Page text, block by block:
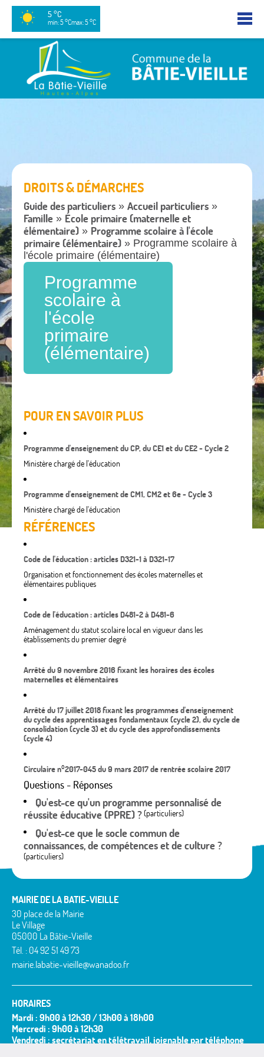
5 °C
min: 5 °Cmax: 5 °C
DROITS & DÉMARCHES
Guide des particuliers » Accueil particuliers »
Famille » École primaire (maternelle et
élémentaire) » Programme scolaire à l'école
primaire (élémentaire) » Programme scolaire à
l'école primaire (élémentaire)
Programme
scolaire à
l'école
primaire
(élémentaire)
POUR EN SAVOIR PLUS
Programme d'enseignement du CP, du CE1 et du CE2 - Cycle 2
Ministère chargé de l'éducation
Programme d'enseignement de CM1, CM2 et 6e - Cycle 3
Ministère chargé de l'éducation
RÉFÉRENCES
Code de l'éducation : articles D321-1 à D321-17
Organisation et fonctionnement des écoles maternelles et
élémentaires publiques
Code de l'éducation : articles D481-2 à D481-6
Aménagement du statut scolaire local en vigueur dans les
établissements du premier degré
Arrêté du 9 novembre 2016 fixant les horaires des écoles
maternelles et élémentaires
Arrêté du 17 juillet 2018 fixant les programmes d'enseignement
du cycle des apprentissages fondamentaux (cycle 2), du cycle de
consolidation (cycle 3) et du cycle des approfondissements
(cycle 4)
Circulaire n°2017-045 du 9 mars 2017 de rentrée scolaire 2017
Questions - Réponses
Qu'est-ce qu'un programme personnalisé de
réussite éducative (PPRE) ?(particuliers)
Qu'est-ce que le socle commun de
connaissances, de compétences et de culture ?
(particuliers)
MAIRIE DE LA BATIE-VIEILLE
30 place de la Mairie
Le Village
05000 La Bâtie-Vieille
Tél. : 04 92 51 49 73
mairie.labatie-vieille@wanadoo.fr
HORAIRES
Mardi : 9h00 à 12h30 / 13h00 à 18h00
Mercredi : 9h00 à 12h30
Vendredi : secrétariat en télétravail, joignable par téléphone